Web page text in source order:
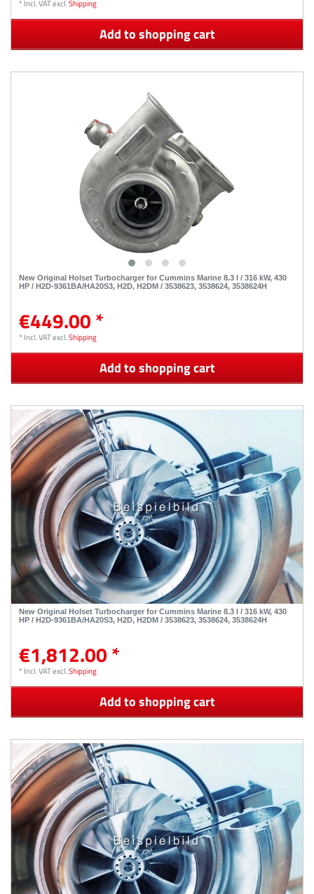
* Incl. VATexcl.Shipping
Add to shopping cart
New Original Holset Turbocharger for Cummins Marine 8.3 l / 316 kW, 430
HP / H2D-9361BA/HA20S3, H2D, H2DM / 3538623, 3538624, 3538624H
€449.00 *
* Incl. VATexcl.Shipping
Add to shopping cart
New Original Holset Turbocharger for Cummins Marine 8.3 l / 316 kW, 430
HP / H2D-9361BA/HA20S3, H2D, H2DM / 3538623, 3538624, 3538624H
€1,812.00 *
* Incl. VATexcl.Shipping
Add to shopping cart